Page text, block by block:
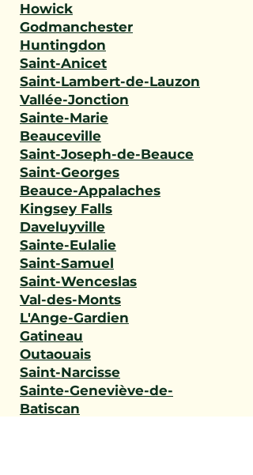
Howick
Godmanchester
Huntingdon
Saint-Anicet
Saint-Lambert-de-Lauzon
Vallée-Jonction
Sainte-Marie
Beauceville
Saint-Joseph-de-Beauce
Saint-Georges
Beauce-Appalaches
Kingsey Falls
Daveluyville
Sainte-Eulalie
Saint-Samuel
Saint-Wenceslas
Val-des-Monts
L'Ange-Gardien
Gatineau
Outaouais
Saint-Narcisse
Sainte-Geneviève-de-
Batiscan